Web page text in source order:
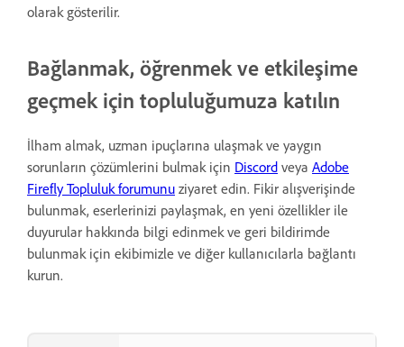
olarak gösterilir.
Bağlanmak, öğrenmek ve etkileşime
geçmek için topluluğumuza katılın
İlham almak, uzman ipuçlarına ulaşmak ve yaygın
sorunların çözümlerini bulmak için Discord veya Adobe
Firefly Topluluk forumunu ziyaret edin. Fikir alışverişinde
bulunmak, eserlerinizi paylaşmak, en yeni özellikler ile
duyurular hakkında bilgi edinmek ve geri bildirimde
bulunmak için ekibimizle ve diğer kullanıcılarla bağlantı
kurun.